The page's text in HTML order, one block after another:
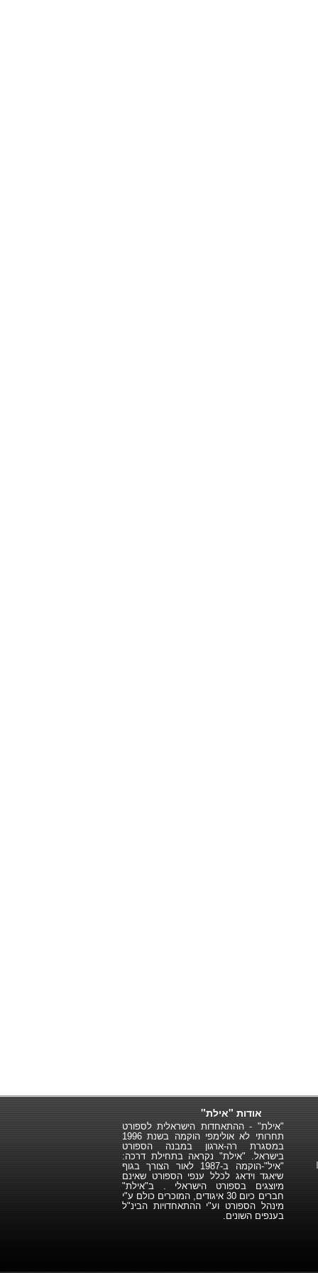
אודות "אילת"
"אילת" - ההתאחדות הישראלית לספורט
תחרותי לא אולימפי הוקמה בשנת 1996
במסגרת רה-ארגון במבנה הספורט
בישראל. "אילת" נקראה בתחילת דרכה:
"איל"-הוקמה ב-1987 לאור הצורך בגוף
שיאגד וידאג לכלל ענפי הספורט שאינם
מיוצגים בספורט הישראלי . ב"אילת"
חברים כיום 30 איגודים, המוכרים כולם ע"י
מינהל הספורט וע"י ההתאחדויות הבינ"ל
בענפים השונים.